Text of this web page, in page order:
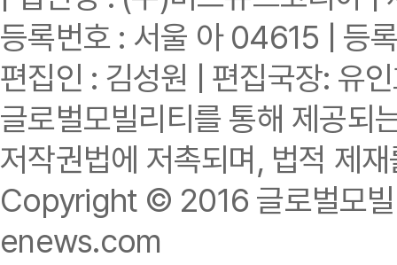
등록번호 : 서울 아 04615 | 등
편집인 : 김성원 | 편집국장: 유
글로벌모빌리티를 통해 제공되
저작권법에 저촉되며, 법적 제
Copyright © 2016 글로벌모
enews.com